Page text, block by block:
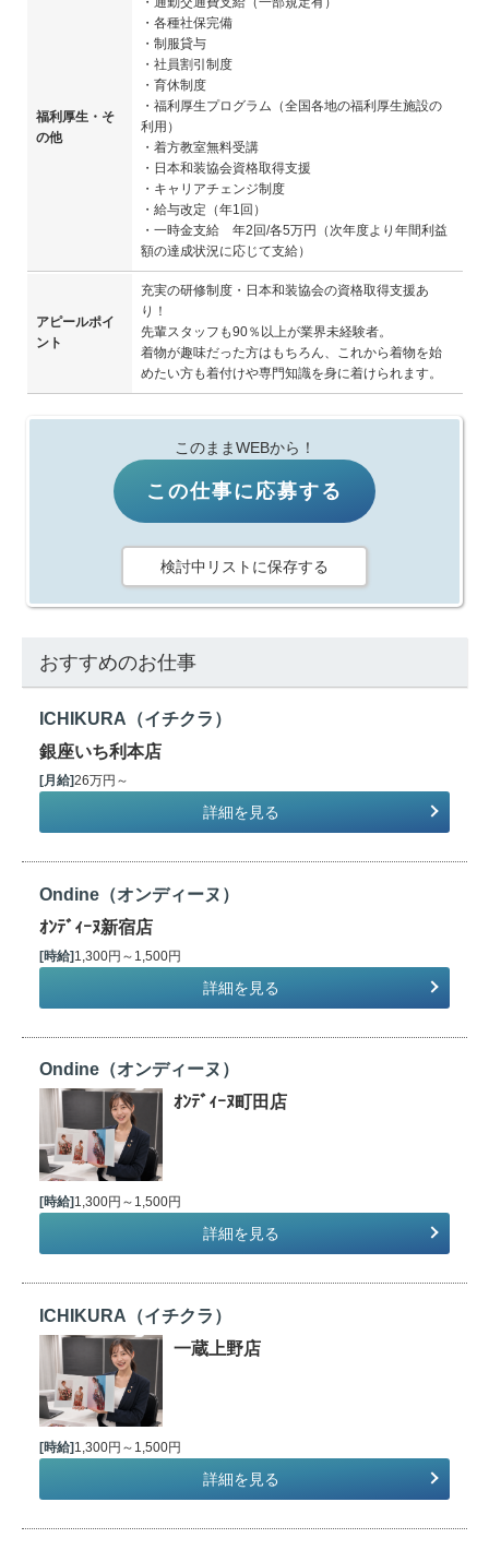
福利厚生・そ
の他
・各種社保完備
・制服貸与
・社員割引制度
・育休制度
・福利厚生プログラム（全国各地の福利厚生施設の
利用）
・着方教室無料受講
・日本和装協会資格取得支援
・キャリアチェンジ制度
・給与改定（年1回）
・一時金支給 年2回/各5万円（次年度より年間利益
額の達成状況に応じて支給）
アピールポイ
ント
充実の研修制度・日本和装協会の資格取得支援あ
り！
先輩スタッフも90％以上が業界未経験者。
着物が趣味だった方はもちろん、これから着物を始
めたい方も着付けや専門知識を身に着けられます。
このままWEBから！
この仕事に応募する
検討中リストに保存する
おすすめのお仕事
ICHIKURA（イチクラ）
銀座いち利本店
[月給]26万円～
詳細を見る
Ondine（オンディーヌ）
ｵﾝﾃﾞｨｰﾇ新宿店
[時給]1,300円～1,500円
詳細を見る
Ondine（オンディーヌ）
ｵﾝﾃﾞｨｰﾇ町田店
[時給] 1,300円～1,500円
詳細を見る
ICHIKURA（イチクラ）
一蔵上野店
[時給] 1,300円～1,500円
詳細を見る